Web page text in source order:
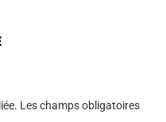
Les champs obligatoires